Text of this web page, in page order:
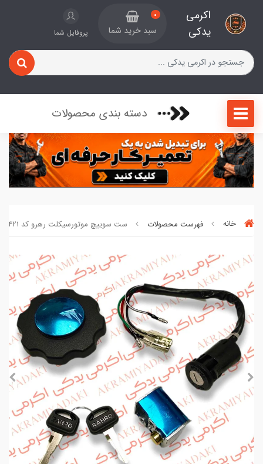
اکرمی
یدکی
0
سبد خرید شما پروفایل شما
دسته بندی محصولات
خانه فهرست محصولات ست سوییچ موتورسیکلت رهرو کد 85421